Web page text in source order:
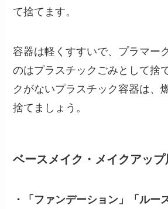
て捨てます。
容器は軽くすすいで、プラマー
のはプラスチックごみとして捨
クがないプラスチック容器は、
捨てましょう。
ベースメイク・メイクアッ
・「ファンデーション」「ルー